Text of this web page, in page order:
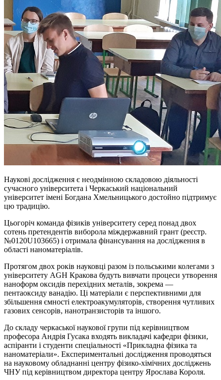
Наукові дослідження є неодмінною складовою діяльності
сучасного університета і Черкаський національний
університет імені Богдана Хмельницького достойно підтримує
цю традицію.
Цьогоріч команда фізиків університету серед понад двох
сотень претендентів виборола міждержавний грант (реєстр.
№0120U103665) і отримала фінансування на дослідження в
області наноматеріалів.
Протягом двох років науковці разом із польськими колегами з
університету AGH Кракова будуть вивчати процеси утворення
наноформ оксидів перехідних металів, зокрема —
пентаоксиду ванадію. Ці матеріали є перспективними для
збільшення ємності електроакумуляторів, створення чутливих
газових сенсорів, нанотранзисторів та іншого.
До складу черкаської наукової групи під керівництвом
професора Андрія Гусака входять викладачі кафедри фізики,
аспіранти і студенти спеціальності «Прикладна фізика та
наноматеріали». Експериментальні дослідження проводяться
на науковому обладнанні центру фізико-хімічних досліджень
ЧНУ під керівництвом директора центру Ярослава Короля.